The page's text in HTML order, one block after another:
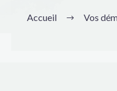
Accueil Vos